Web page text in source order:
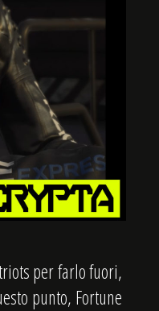
per farlo fuori,
punto, Fortune